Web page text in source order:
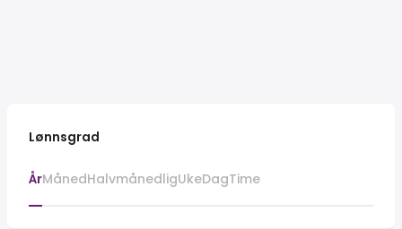
Lønnsgrad
ÅrMånedHalvmånedligUkeDagTime